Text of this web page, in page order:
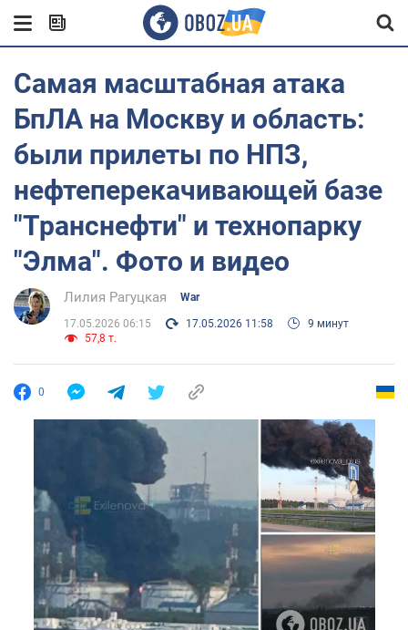
Самая масштабная атака
БпЛА на Москву и область:
были прилеты по НПЗ,
нефтеперекачивающей базе
"Транснефти" и технопарку
"Элма". Фото и видео
Лилия Рагуцкая War
17.05.2026 06:15 17.05.2026 11:58
9 минут
57,8 т.
0